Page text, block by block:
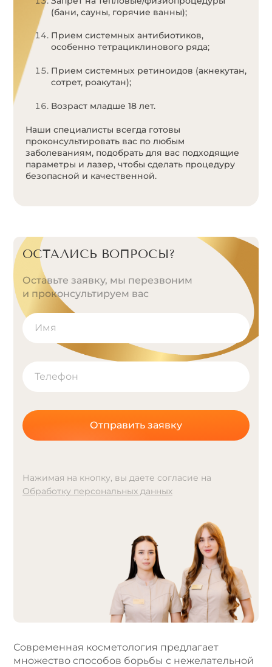
(бани, сауны, горячие ванны);
Прием системных антибиотиков,
особенно тетрациклинового ряда;
Прием системных ретиноидов (акнекутан,
сотрет, роакутан);
Возраст младше 18 лет.
Наши специалисты всегда готовы
проконсультировать вас по любым
заболеваниям, подобрать для вас подходящие
параметры и лазер, чтобы сделать процедуру
безопасной и качественной.
ОСТАЛИСЬ ВОПРОСЫ?
Оставьте заявку, мы перезвоним
и проконсультируем вас
Отправить заявку
Нажимая на кнопку, вы даете согласие на
Обработку персональных данных
:
Современная косметология предлагает
множество способов борьбы с нежелательной